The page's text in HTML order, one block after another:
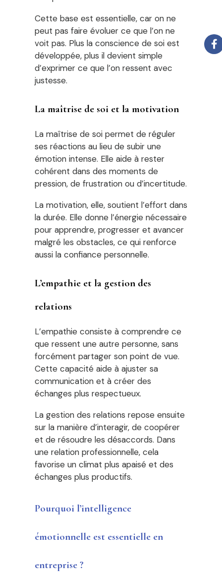
Cette base est essentielle, car on ne
peut pas faire évoluer ce que l’on ne
voit pas. Plus la conscience de soi est
développée, plus il devient simple
d’exprimer ce que l’on ressent avec
justesse.
La maîtrise de soi et la motivation
La maîtrise de soi permet de réguler
ses réactions au lieu de subir une
émotion intense. Elle aide à rester
cohérent dans des moments de
pression, de frustration ou d’incertitude.
La motivation, elle, soutient l’effort dans
la durée. Elle donne l’énergie nécessaire
pour apprendre, progresser et avancer
malgré les obstacles, ce qui renforce
aussi la confiance personnelle.
L’empathie et la gestion des
relations
L’empathie consiste à comprendre ce
que ressent une autre personne, sans
forcément partager son point de vue.
Cette capacité aide à ajuster sa
communication et à créer des
échanges plus respectueux.
La gestion des relations repose ensuite
sur la manière d’interagir, de coopérer
et de résoudre les désaccords. Dans
une relation professionnelle, cela
favorise un climat plus apaisé et des
échanges plus productifs.
Pourquoi l’intelligence
émotionnelle est essentielle en
entreprise ?